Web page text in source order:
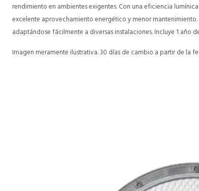
rendimiento en ambientes exigentes. Con una eficiencia
excelente aprovechamiento energético y menor
adaptándose fácilmente a diversas instalaciones. Incluye 1 año
Imagen meramente ilustrativa. 30 días de cambio a partir de la